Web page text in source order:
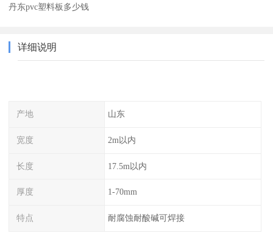
丹东pvc塑料板多少钱
详细说明
产地 山东
宽度 2m以内
长度 17.5m以内
厚度 1-70mm
特点 耐腐蚀耐酸碱可焊接